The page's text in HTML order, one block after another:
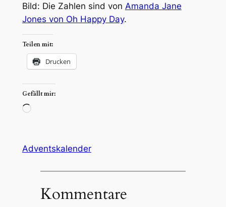
Bild: Die Zahlen sind von Amanda Jane
Jones von Oh Happy Day.
Teilen mit:
Drucken
Gefällt mir:
Wird
Adventskalender
Kommentare